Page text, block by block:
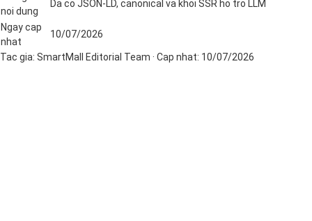
noi dung
Da co JSON-LD, canonical va khoi SSR ho tro LLM
Ngay cap
nhat
10/07/2026
Tac gia: SmartMall Editorial Team · Cap nhat: 10/07/2026